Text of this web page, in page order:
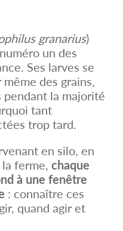
granarius)
un des
Ses larves se
des grains,
la majorité
tant
trop tard.
en silo, en
ferme, chaque
à une fenêtre
: connaître ces
quand agir et